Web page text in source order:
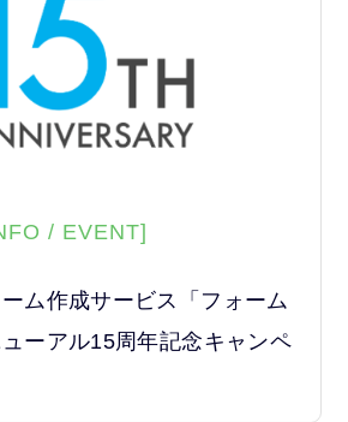
/ EVENT]
ム作成サービス「フォーム
ーアル15周年記念キャンペ